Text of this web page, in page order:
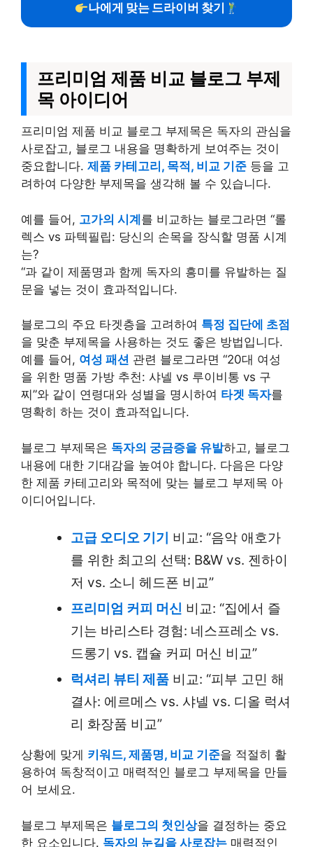
나에게 맞는 드라이버 찾기
프리미엄 제품 비교 블로그 부제
목 아이디어
프리미엄 제품 비교 블로그 부제목은 독자의 관심을
사로잡고, 블로그 내용을 명확하게 보여주는 것이
중요합니다. 제품 카테고리, 목적, 비교 기준 등을 고
려하여 다양한 부제목을 생각해 볼 수 있습니다.
예를 들어, 고가의 시계를 비교하는 블로그라면 “롤
렉스 vs 파텍필립: 당신의 손목을 장식할 명품 시계
는?
“과 같이 제품명과 함께 독자의 흥미를 유발하는 질
문을 넣는 것이 효과적입니다.
블로그의 주요 타겟층을 고려하여 특정 집단에 초점
을 맞춘 부제목을 사용하는 것도 좋은 방법입니다.
예를 들어, 여성 패션 관련 블로그라면 “20대 여성
을 위한 명품 가방 추천: 샤넬 vs 루이비통 vs 구
찌”와 같이 연령대와 성별을 명시하여 타겟 독자를
명확히 하는 것이 효과적입니다.
블로그 부제목은 독자의 궁금증을 유발하고, 블로그
내용에 대한 기대감을 높여야 합니다. 다음은 다양
한 제품 카테고리와 목적에 맞는 블로그 부제목 아
이디어입니다.
고급 오디오 기기
비교: “음악 애호가
를 위한 최고의 선택: B&W vs. 젠하이
저 vs. 소니 헤드폰 비교”
프리미엄 커피 머신 비교: “집에서 즐
기는 바리스타 경험: 네스프레소 vs.
드롱기 vs. 캡슐 커피 머신 비교”
럭셔리 뷰티 제품 비교: “피부 고민 해
결사: 에르메스 vs. 샤넬 vs. 디올 럭셔
리 화장품 비교”
상황에 맞게 키워드, 제품명, 비교 기준을 적절히 활
용하여 독창적이고 매력적인 블로그 부제목을 만들
어 보세요.
블로그 부제목은 블로그의 첫인상을 결정하는 중요
한 요소입니다. 독자의 눈길을 사로잡는 매력적인